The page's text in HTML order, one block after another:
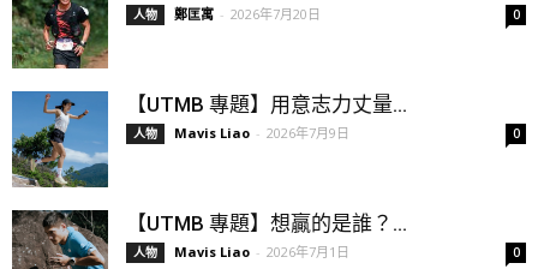
人物 鄭匡寓 - 2026年7月20日 0
【UTMB 專題】用意志力丈量...
人物 Mavis Liao - 2026年7月9日 0
【UTMB 專題】想贏的是誰？...
人物 Mavis Liao - 2026年7月1日 0